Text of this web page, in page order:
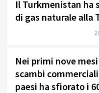
Il Turkmenistan ha
di gas naturale alla
Nei primi nove
scambi
paesi ha sfiorato i